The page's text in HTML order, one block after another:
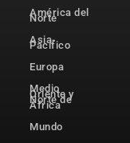
América del
Norte
Asia-
Pacífico
Europa
Medio
Oriente y
Norte de
África
Mundo